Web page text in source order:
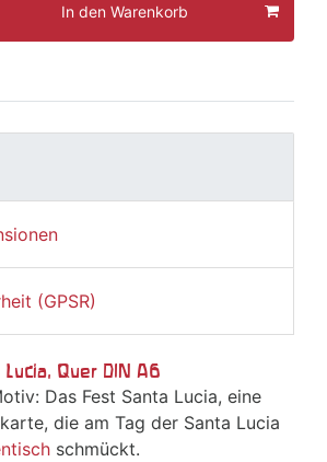
In den Warenkorb
(GPSR)
Quer DIN A6
Das Fest Santa Lucia, eine
die am Tag der Santa Lucia
schmückt.